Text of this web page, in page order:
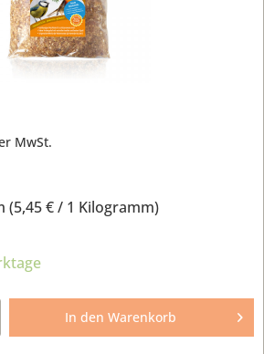
MwSt.
(5,45 €/ 1 Kilogramm)
In den Warenkorb